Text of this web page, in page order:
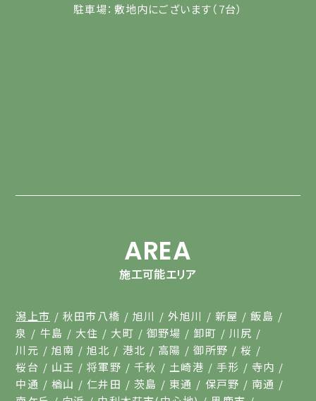
駐車場：敷地内にございます（7台）
AREA
施工可能エリア
潟上市 秋田市八橋 旭川 外旭川 新屋
飯島
泉
牛島 大住 大町 御野場 卸町
川尻
川元
旭南 旭北 港北 高陽 御所野
桜
桜台
山王 将軍野 千秋 土崎港 手形
寺内
中通
楢山 仁井田 茨島 東通 保戸野
南通